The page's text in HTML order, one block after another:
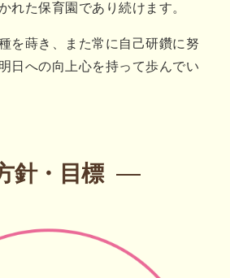
れた保育園であり続けます。
を蒔き、また常に自己研鑽に努
日への向上心を持って歩んでい
針・目標